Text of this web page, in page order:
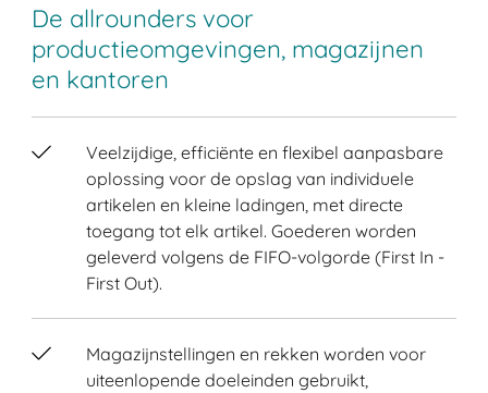
De allrounders voor
productieomgevingen, magazijnen
en kantoren
Veelzijdige, efficiënte en flexibel aanpasbare
oplossing voor de opslag van individuele
artikelen en kleine ladingen, met directe
toegang tot elk artikel. Goederen worden
geleverd volgens de FIFO-volgorde (First In -
First Out).
Magazijnstellingen en rekken worden voor
uiteenlopende doeleinden gebruikt,